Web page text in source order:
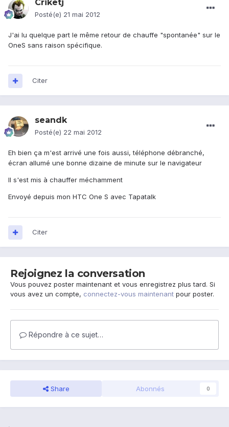
Criketj
Posté(e) 21 mai 2012
J'ai lu quelque part le même retour de chauffe "spontanée" sur le
OneS sans raison spécifique.
Citer
seandk
Posté(e) 22 mai 2012
Eh bien ça m'est arrivé une fois aussi, téléphone débranché,
écran allumé une bonne dizaine de minute sur le navigateur
Il s'est mis à chauffer méchamment
Envoyé depuis mon HTC One S avec Tapatalk
Citer
Rejoignez la conversation
Vous pouvez poster maintenant et vous enregistrez plus tard. Si
vous avez un compte, connectez-vous maintenant pour poster.
Répondre à ce sujet…
Share Abonnés 0